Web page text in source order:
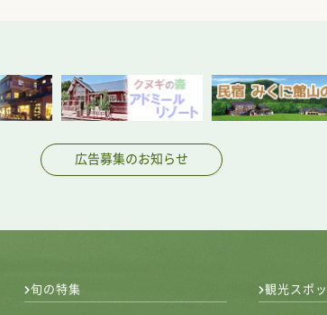
広告募集のお知らせ
旬の特集 観光スポ